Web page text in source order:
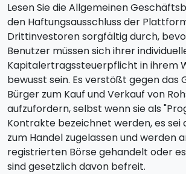
Lesen Sie die Allgemeinen
den Haftungsausschluss der
Drittinvestoren sorgfältig durch,
Benutzer müssen sich ihrer
Kapitalertragssteuerpflicht in ihrem
bewusst sein. Es verstößt gegen das
Bürger zum Kauf und Verkauf von
aufzufordern, selbst wenn sie als
Kontrakte bezeichnet werden, es sei
zum Handel zugelassen und werden
registrierten Börse gehandelt oder es
sind gesetzlich davon befreit.